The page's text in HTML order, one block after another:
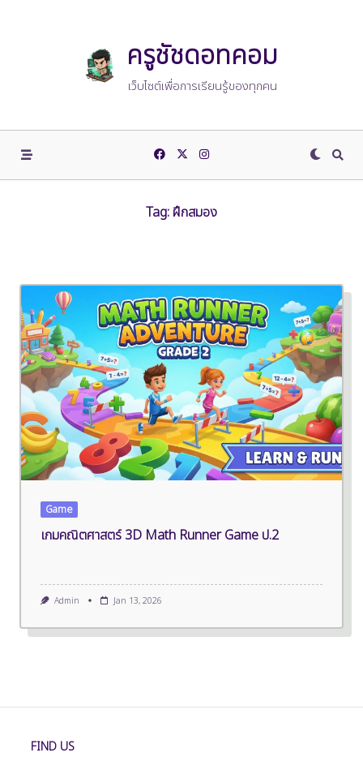
ครูชัชดอทคอม
เว็บไซต์เพื่อการเรียนรู้ของทุกคน
Tag: ฝึกสมอง
Game
เกมคณิตศาสตร์ 3D Math Runner Game ป.2
Admin Jan 13, 2026
FIND US